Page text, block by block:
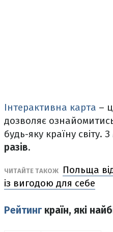
Інтерактивна карта –
дозволяє
будь-яку країну світу.
разів.
ЧИТАЙТЕ ТАКОЖ
Польща
із вигодою для себе
Рейтингкраїн, які